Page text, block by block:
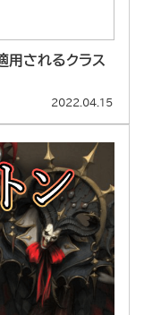
用されるクラス
2022.04.15